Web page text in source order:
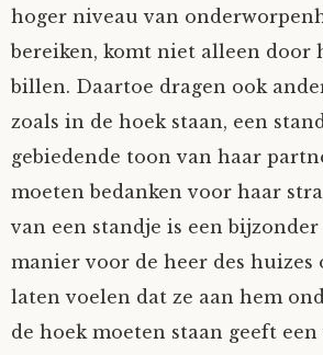
hoger niveau van
bereiken, komt niet alleen door
billen. Daartoe dragen ook
zoals in de hoek staan, een
gebiedende toon van haar
moeten bedanken voor haar
van een standje is een
manier voor de heer des
laten voelen dat ze aan hem
de hoek moeten staan geeft